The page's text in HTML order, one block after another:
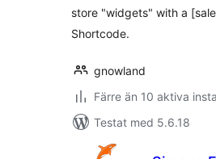
store "widgets" with a
Shortcode.
gnowland
Färre än 10 aktiva
Testat med 5.6.18